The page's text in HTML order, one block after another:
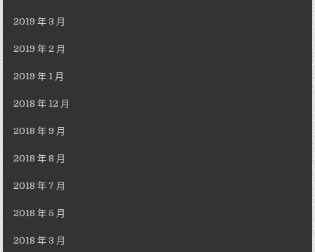
2019 年 3 月
2019 年 2 月
2019 年 1 月
2018 年 12 月
2018 年 9 月
2018 年 8 月
2018 年 7 月
2018 年 5 月
2018 年 3 月